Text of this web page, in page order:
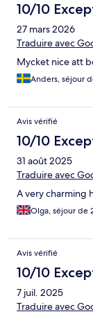
10/10
27 mars 2026
Traduire avec
Mycket nice att
Anders, séjour
Avis vérifié
10/10
31 août 2025
Traduire avec
A very charming
Olga, séjour de
Avis vérifié
10/10
7 juil. 2025
Traduire avec